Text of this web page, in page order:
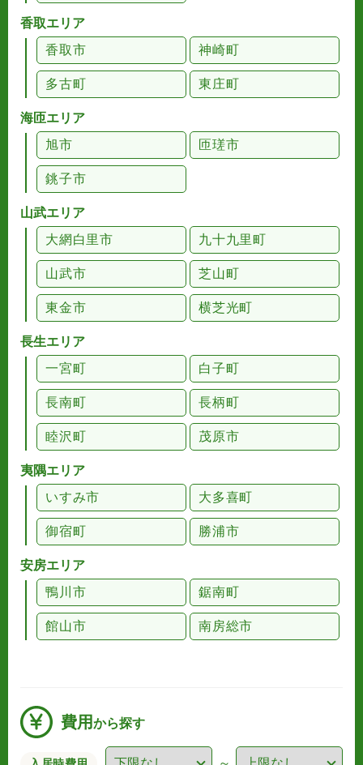
香取エリア
香取市
神崎町
多古町 東庄町
海匝エリア
旭市
匝瑳市
銚子市
山武エリア
大網白里市
九十九里町
山武市 芝山町
東金市 横芝光町
長生エリア
一宮町
白子町
長南町 長柄町
睦沢町 茂原市
夷隅エリア
いすみ市
大多喜町
御宿町 勝浦市
安房エリア
鴨川市
鋸南町
館山市 南房総市
費用から探す